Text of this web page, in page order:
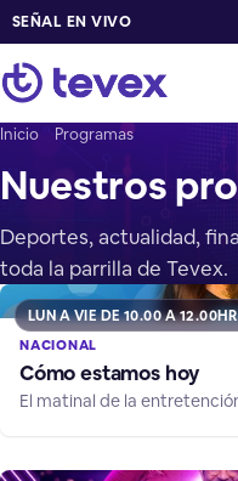
SEÑAL EN VIVO
Inicio Programas
Nuestros
Deportes, actualidad,
toda la parrilla de Tevex.
LUN A VIE DE 10.00 A
NACIONAL
Cómo estamos hoy
El matinal de la